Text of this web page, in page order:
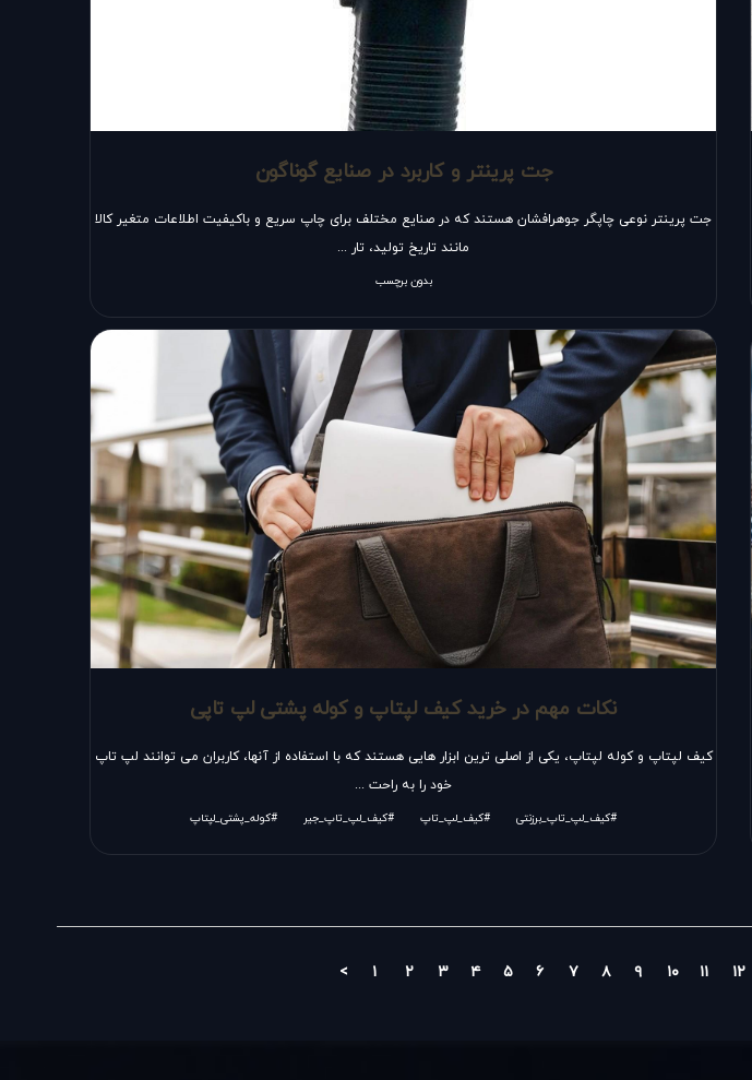
جت پرینتر و کاربرد در صنایع گوناگون
جت پرینتر نوعی چاپگر جوهرافشان هستند که در صنایع مختلف برای چاپ سریع و باکیفیت اطلاعات متغیر کالا
مانند تاریخ تولید، تار ...
بدون برچسب
نکات مهم در خرید کیف لپتاپ و کوله پشتی لپ تاپی
کیف لپتاپ و کوله لپتاپ، یکی از اصلی ترین ابزار هایی هستند که با استفاده از آنها، کاربران می توانند لپ تاپ
خود را به راحت ...
#کیف_لپ_تاپ_برزنتی #کیف_لپ_تاپ #کیف_لپ_تاپ_جیر #کوله_پشتی_لپتاپ
< ۱ ۲ ۳ ۴ ۵ ۶ ۷ ۸ ۹ ۱۰ ۱۱ ۱۲